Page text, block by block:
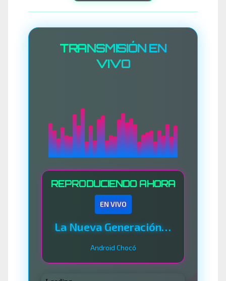
TRANSMISIÓN EN
VIVO
REPRODUCIENDO AHORA
EN VIVO
La Nueva Generación Del Sistema
Android Chocó